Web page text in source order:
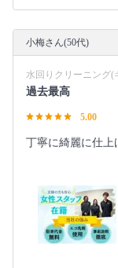
小梅さん(50代)
水回りクリーニング(
過去最高
5.00
丁寧に綺麗に仕